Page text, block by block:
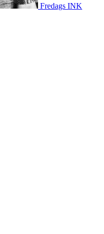
Fredags INK